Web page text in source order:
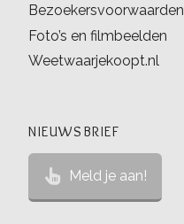
Bezoekersvoorwaarden
Foto’s en filmbeelden
Weetwaarjekoopt.nl
NIEUWSBRIEF
Meld je aan!